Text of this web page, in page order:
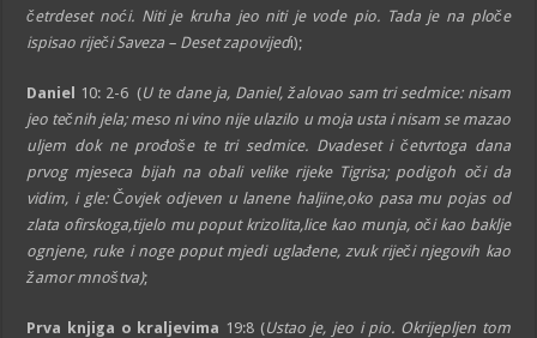
četrdeset noći. Niti je kruha jeo niti je vode pio. Tada je na ploče
ispisao riječi Saveza – Deset zapovijedi);
Daniel 10: 2-6 (U te dane ja, Daniel, žalovao sam tri sedmice: nisam
jeo tečnih jela; meso ni vino nije ulazilo u moja usta i nisam se mazao
uljem dok ne prođoše te tri sedmice. Dvadeset i četvrtoga dana
prvog mjeseca bijah na obali velike rijeke Tigrisa; podigoh oči da
vidim, i gle: Čovjek odjeven u lanene haljine,oko pasa mu pojas od
zlata ofirskoga,tijelo mu poput krizolita,lice kao munja, oči kao baklje
ognjene, ruke i noge poput mjedi uglađene, zvuk riječi njegovih kao
žamor mnoštva);
Prva knjiga o kraljevima 19:8 (Ustao je, jeo i pio. Okrijepljen tom